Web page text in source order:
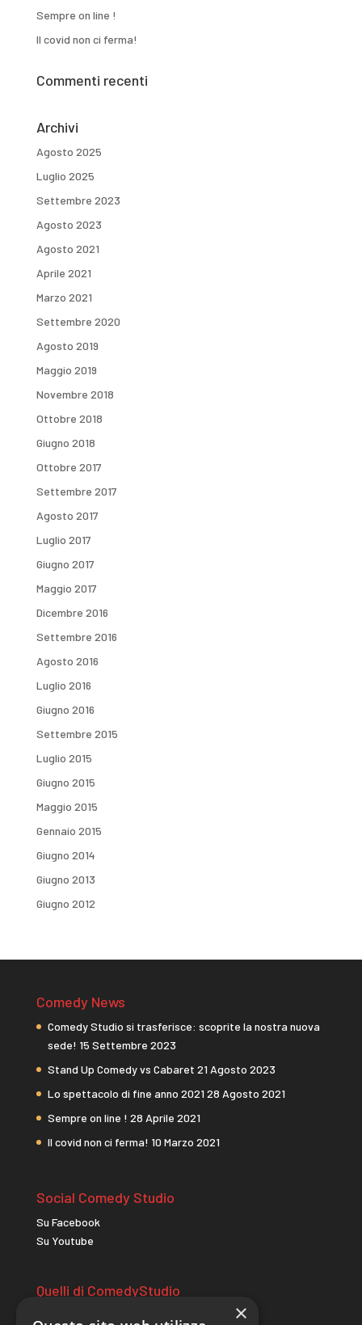
Sempre on line !
Il covid non ci ferma!
Commenti recenti
Archivi
Agosto 2025
Luglio 2025
Settembre 2023
Agosto 2023
Agosto 2021
Aprile 2021
Marzo 2021
Settembre 2020
Agosto 2019
Maggio 2019
Novembre 2018
Ottobre 2018
Giugno 2018
Ottobre 2017
Settembre 2017
Agosto 2017
Luglio 2017
Giugno 2017
Maggio 2017
Dicembre 2016
Settembre 2016
Agosto 2016
Luglio 2016
Giugno 2016
Settembre 2015
Luglio 2015
Giugno 2015
Maggio 2015
Gennaio 2015
Giugno 2014
Giugno 2013
Giugno 2012
Comedy News
Comedy Studio si trasferisce: scoprite la nostra nuova
sede! 15 Settembre 2023
Stand Up Comedy vs Cabaret 21 Agosto 2023
Lo spettacolo di fine anno 2021 28 Agosto 2021
Sempre on line ! 28 Aprile 2021
Il covid non ci ferma! 10 Marzo 2021
Social Comedy Studio
Su Facebook
Su Youtube
Quelli di ComedyStudio
×